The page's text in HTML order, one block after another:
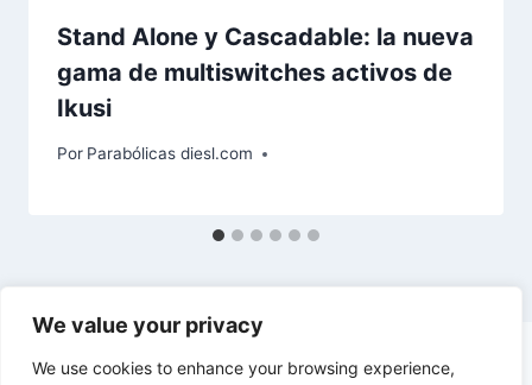
We value your privacy
We use cookies to enhance your browsing experience,
Stand Alone y Cascadable: la nueva
gama de multiswitches activos de
Ikusi
Por Parabólicas diesl.com